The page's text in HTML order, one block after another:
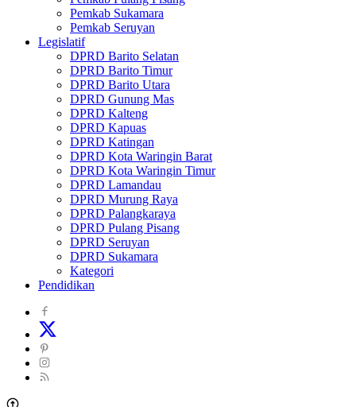
Pemkab Sukamara
Pemkab Seruyan
Legislatif
DPRD Barito Selatan
DPRD Barito Timur
DPRD Barito Utara
DPRD Gunung Mas
DPRD Kalteng
DPRD Kapuas
DPRD Katingan
DPRD Kota Waringin Barat
DPRD Kota Waringin Timur
DPRD Lamandau
DPRD Murung Raya
DPRD Palangkaraya
DPRD Pulang Pisang
DPRD Seruyan
DPRD Sukamara
Kategori
Pendidikan